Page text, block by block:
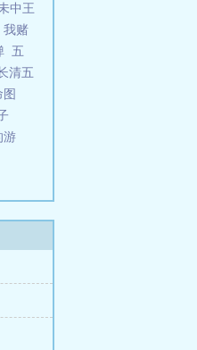
中王
我赌
五
清五
游